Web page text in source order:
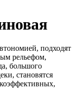
подходят
рельефом,
большого
становятся